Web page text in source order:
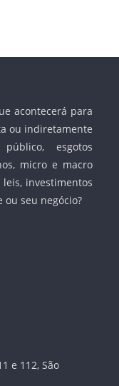
acontecerá para
ou indiretamente
esgotos
micro e macro
leis, investimentos
ou seu negócio?
e 112, São